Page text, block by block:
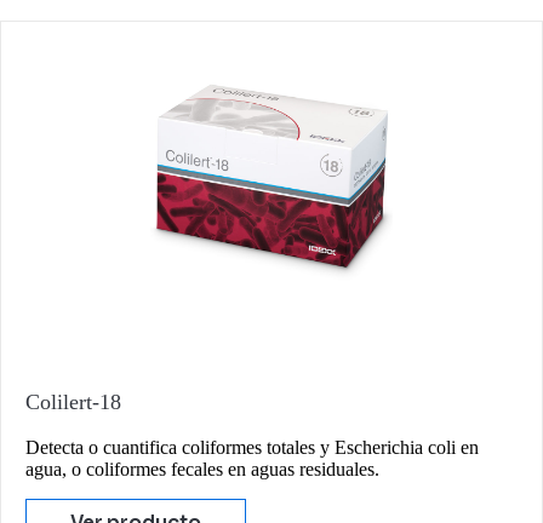
Colilert-18
Detecta o cuantifica coliformes totales y Escherichia coli en
agua, o coliformes fecales en aguas residuales.